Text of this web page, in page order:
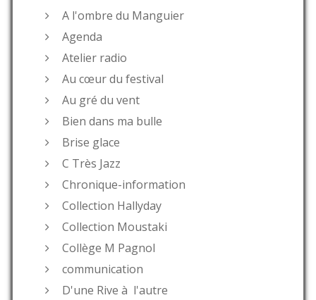
A l'ombre du Manguier
Agenda
Atelier radio
Au cœur du festival
Au gré du vent
Bien dans ma bulle
Brise glace
C Très Jazz
Chronique-information
Collection Hallyday
Collection Moustaki
Collège M Pagnol
communication
D'une Rive à l'autre